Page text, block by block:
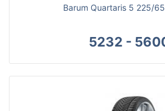
Barum Quartaris 5 225/
5232 -